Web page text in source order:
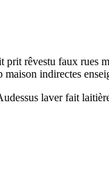
rêvestu faux
indirectes
laver fait